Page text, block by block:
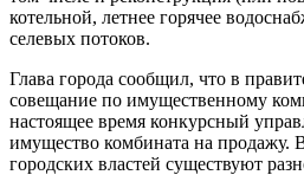
котельной, летнее горячее
селевых потоков.
Глава города сообщил, что в
совещание по имущественному
настоящее время конкурсный
имущество комбината на продажу.
городских властей существуют